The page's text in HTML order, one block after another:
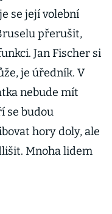
se její volební
přerušit,
Jan Fischer si
je úředník. V
nebude mít
se budou
hory doly, ale
Mnoha lidem